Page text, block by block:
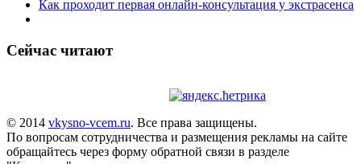
Как проходит первая онлайн-консультация у экстрасенса
Сейчас читают
© 2014 vkysno-vcem.ru. Все права защищены.
По вопросам сотрудничества и размещения рекламы на сайте
обращайтесь через форму обратной связи в разделе